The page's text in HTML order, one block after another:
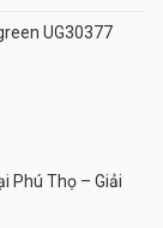
UG30377
Phú Thọ – Giải